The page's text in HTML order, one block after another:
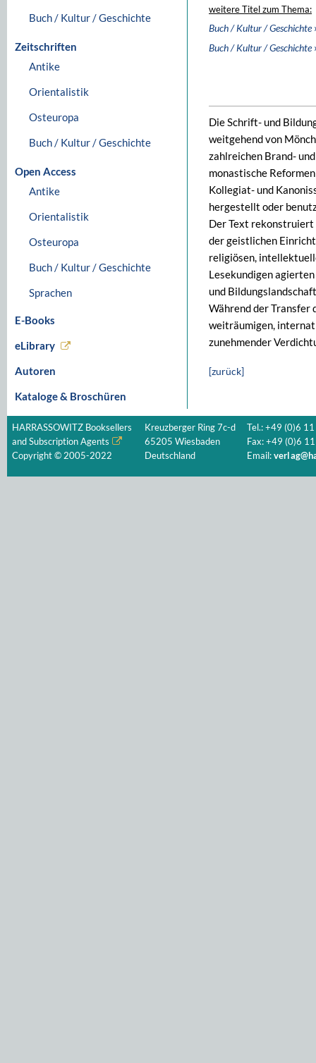
Buch / Kultur / Geschichte
Zeitschriften
Antike
Orientalistik
Osteuropa
Buch / Kultur / Geschichte
Open Access
Antike
Orientalistik
Osteuropa
Buch / Kultur / Geschichte
Sprachen
E-Books
eLibrary
Autoren
Kataloge & Broschüren
weitere Titel zum Thema:
Buch / Kultur / Geschichte
Buch / Kultur / Geschichte
Die Schrift- und
weitgehend von
zahlreichen Brand-
monastische
Kollegiat- und
hergestellt oder
Der Text rekonstruiert
der geistlichen
religiösen,
Lesekundigen
und
Während der Transfer
weiträumigen,
zunehmender
[zurück]
HARRASSOWITZ Booksellers
and Subscription Agents
Copyright © 2005-2022
Kreuzberger Ring 7c-d
65205 Wiesbaden
Deutschland
Tel.: +49 (0)6
Fax: +49 (0)6
Email: